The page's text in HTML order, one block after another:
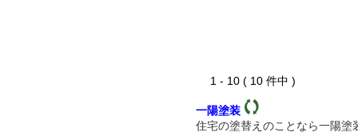
1 - 10 ( 10 件中 )
一陽塗装
住宅の塗替えのことなら一陽塗